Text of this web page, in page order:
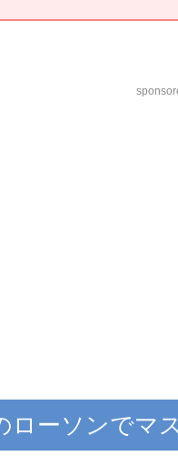
ローソンでマ